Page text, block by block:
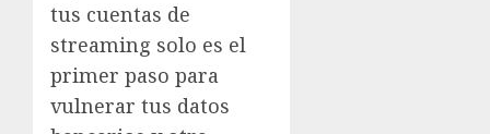
tus cuentas de
streaming solo es el
primer paso para
vulnerar tus datos